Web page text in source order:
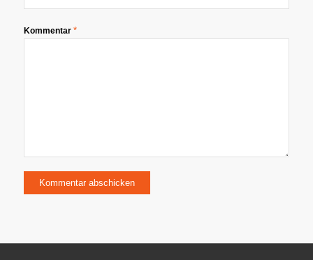
Kommentar *